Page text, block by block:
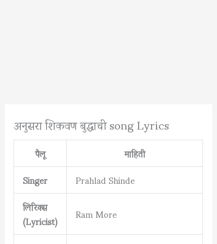
अनुसरा शिकवण बुद्धाची song Lyrics
पैलू
माहिती
Singer
Prahlad Shinde
लिरिक्स
(Lyricist)
Ram More